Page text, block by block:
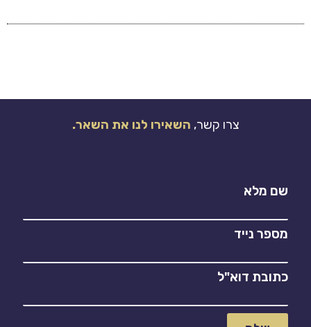
צרו קשר, השאירו לנו את השאר.
שם מלא
מספר נייד
כתובת דוא"ל